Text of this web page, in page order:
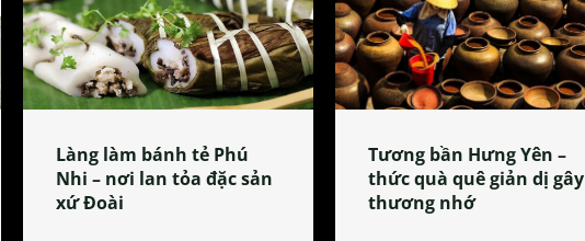
Làng làm bánh tẻ Phú
Nhi – nơi lan tỏa đặc sản
xứ Đoài
Tương bần Hưng Yên –
thức quà quê giản dị gây
thương nhớ